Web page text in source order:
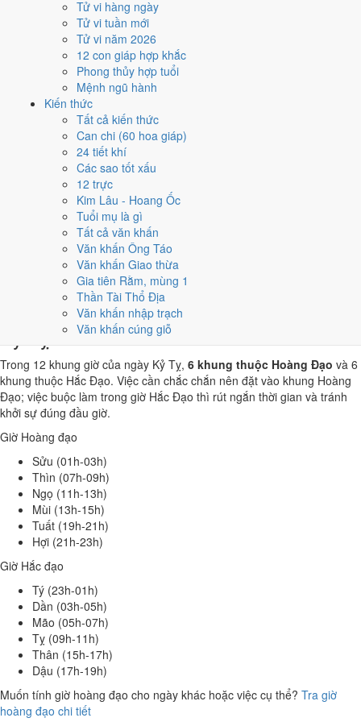
Tử vi hàng ngày
Tử vi tuần mới
Tử vi năm 2026
12 con giáp hợp khắc
Phong thủy hợp tuổi
Mệnh ngũ hành
Kiến thức
Tất cả kiến thức
Can chi (60 hoa giáp)
24 tiết khí
Các sao tốt xấu
12 trực
Kim Lâu - Hoang Ốc
Tuổi mụ là gì
Tất cả văn khấn
Văn khấn Ông Táo
Văn khấn Giao thừa
Gia tiên Rằm, mùng 1
Thần Tài Thổ Địa
Văn khấn nhập trạch
Văn khấn cúng giỗ
Kỷ Tỵ, nhờ người tuổi này thay mặt động thổ hoặc nhận lễ giúp
giảm phần xung của gia chủ. Cách chọn người mượn tuổi xem
hướng dẫn xem tuổi làm nhà
Các cách trên dựa trên quy tắc lịch pháp truyền thống, mang tính
tham khảo văn hóa - tín ngưỡng, không thay thế quyết định chuyên
môn của bạn.
Giờ hoàng đạo ngày 24/6/2026 là
những giờ nào?
6 giờ Hoàng Đạo:
Ngọ (11h-13h), Mùi (13h-15h), Tuất (19h-21h), Hợi (21h-23h)
Khung dễ sắp xếp nhất trong giờ hành chính là
khung Hắc Đạo nên né khi ký kết hoặc xuất hành.
6 8 9 10 11 12 13 14 15
Hoàng đạo (tốt) Hắc đạo (xấu) Giờ hiện tại
6 giờ Hoàng Đạo và 6 giờ Hắc Đạo ngày
Trong 12 khung giờ của ngày Kỷ Tỵ, 6 khung thuộc Hoàng Đạo và 6
khung thuộc Hắc Đạo. Việc cần chắc chắn nên đặt vào khung Hoàng
Đạo; việc buộc làm trong giờ Hắc Đạo thì rút ngắn thời gian và tránh
khởi sự đúng đầu giờ.
Giờ Hoàng đạo
Sửu (01h-03h)
Thìn (07h-09h)
Ngọ (11h-13h)
Mùi (13h-15h)
Tuất (19h-21h)
Hợi (21h-23h)
Giờ Hắc đạo
Tý (23h-01h)
Dần (03h-05h)
Mão (05h-07h)
Tỵ (09h-11h)
Thân (15h-17h)
Dậu (17h-19h)
Muốn tính giờ hoàng đạo cho ngày khác hoặc việc cụ thể? Tra giờ
hoàng đạo chi tiết